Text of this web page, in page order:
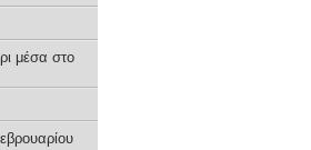
μέσα στο